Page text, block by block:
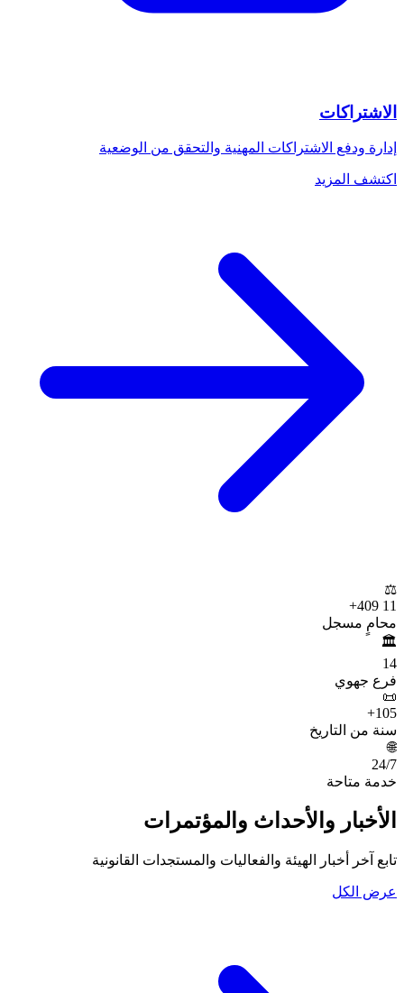
الاشتراكات
إدارة ودفع الاشتراكات المهنية والتحقق من الوضعية
اكتشف المزيد
⚖️
11 409
+
محامٍ مسجل
🏛️
14
فرع جهوي
📜
105
+
سنة من التاريخ
🌐
24/7
خدمة متاحة
الأخبار والأحداث والمؤتمرات
تابع آخر أخبار الهيئة والفعاليات والمستجدات القانونية
عرض الكل